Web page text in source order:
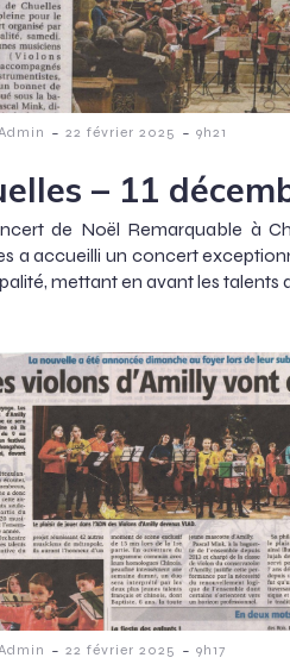
- 22 février 2025 - 9h21
– 11
de Noël Remarquable à
a accueilli un concert
mettant en avant les talents
- 22 février 2025 - 9h17